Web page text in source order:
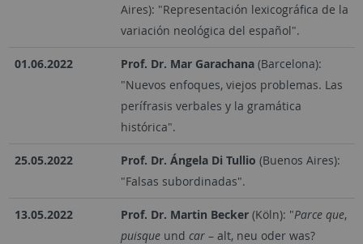
Aires): "Representación lexicográfica de la
variación neológica del español".
01.06.2022 Prof. Dr. Mar Garachana (Barcelona):
"Nuevos enfoques, viejos problemas. Las
perífrasis verbales y la gramática
histórica".
25.05.2022 Prof. Dr. Ángela Di Tullio (Buenos Aires):
"Falsas subordinadas".
13.05.2022 Prof. Dr. Martin Becker (Köln): "Parce que,
puisque und car – alt, neu oder was?